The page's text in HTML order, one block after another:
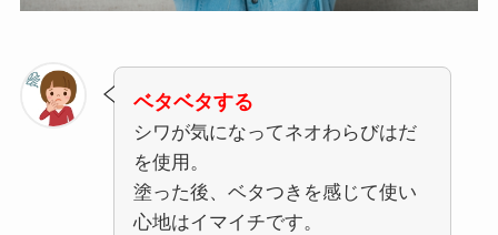
ベタベタする
シワが気になってネオわらびはだ
を使用。
塗った後、ベタつきを感じて使い
心地はイマイチです。